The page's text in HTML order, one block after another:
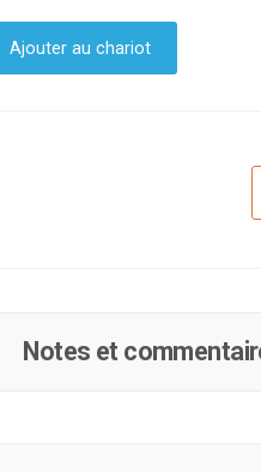
Ajouter au chariot
Notes et